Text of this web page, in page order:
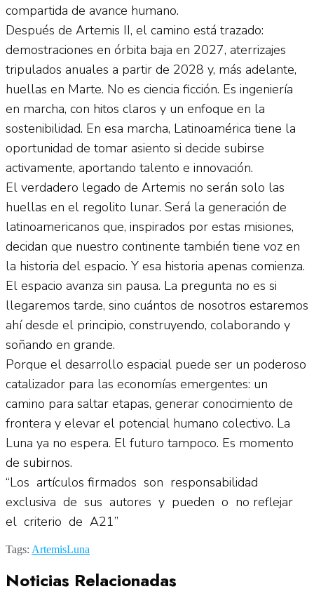
compartida de avance humano.
Después de Artemis II, el camino está trazado:
demostraciones en órbita baja en 2027, aterrizajes
tripulados anuales a partir de 2028 y, más adelante,
huellas en Marte. No es ciencia ficción. Es ingeniería
en marcha, con hitos claros y un enfoque en la
sostenibilidad. En esa marcha, Latinoamérica tiene la
oportunidad de tomar asiento si decide subirse
activamente, aportando talento e innovación.
El verdadero legado de Artemis no serán solo las
huellas en el regolito lunar. Será la generación de
latinoamericanos que, inspirados por estas misiones,
decidan que nuestro continente también tiene voz en
la historia del espacio. Y esa historia apenas comienza.
El espacio avanza sin pausa. La pregunta no es si
llegaremos tarde, sino cuántos de nosotros estaremos
ahí desde el principio, construyendo, colaborando y
soñando en grande.
Porque el desarrollo espacial puede ser un poderoso
catalizador para las economías emergentes: un
camino para saltar etapas, generar conocimiento de
frontera y elevar el potencial humano colectivo. La
Luna ya no espera. El futuro tampoco. Es momento
de subirnos.
“Los artículos firmados son responsabilidad
exclusiva de sus autores y pueden o no reflejar
el criterio de A21”
Tags: ArtemisLuna
Noticias Relacionadas